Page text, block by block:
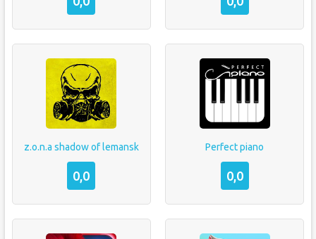
z.o.n.a shadow of lemansk
0,0
Perfect piano
0,0